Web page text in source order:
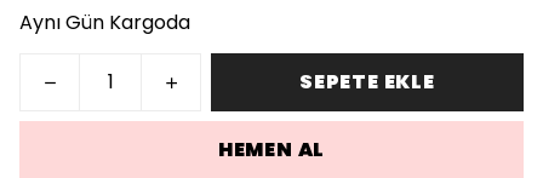
Aynı Gün Kargoda
SEPETE EKLE
HEMEN AL